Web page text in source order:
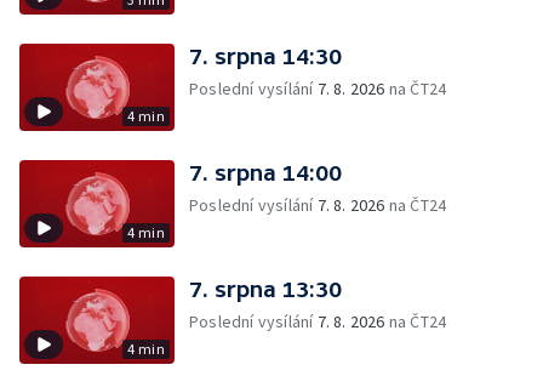
4 min
7. srpna 14:30
Poslední vysílání 7. 8. 2026 na ČT24
4 min
7. srpna 14:00
Poslední vysílání 7. 8. 2026 na ČT24
4 min
7. srpna 13:30
Poslední vysílání 7. 8. 2026 na ČT24